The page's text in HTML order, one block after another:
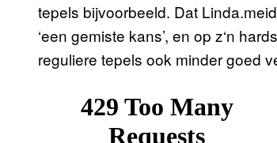
tepels bijvoorbeeld. Dat
‘een gemiste kans’, en op z‘n
reguliere tepels ook minder goed